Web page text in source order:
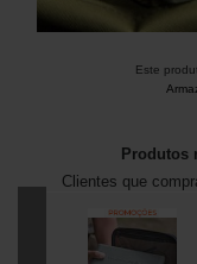
Este
Produtos
Clientes que